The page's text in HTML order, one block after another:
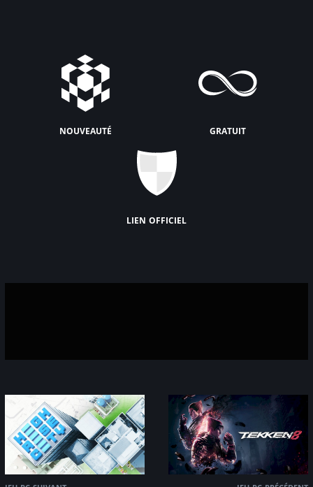
nouveauté gratuit
lien officiel